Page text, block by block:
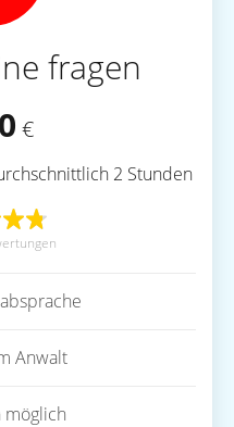
fragen
€
2 Stunden
Anwalt
möglich